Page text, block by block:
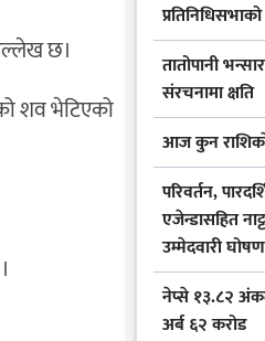
छ।
शव भेटिएको
तातोपानी
संरचनामा क्षति
आज कुन
परिवर्तन,
एजेन्डासहित
उम्मेदवारी
नेप्से १३.८२
अर्ब ६२ करोड